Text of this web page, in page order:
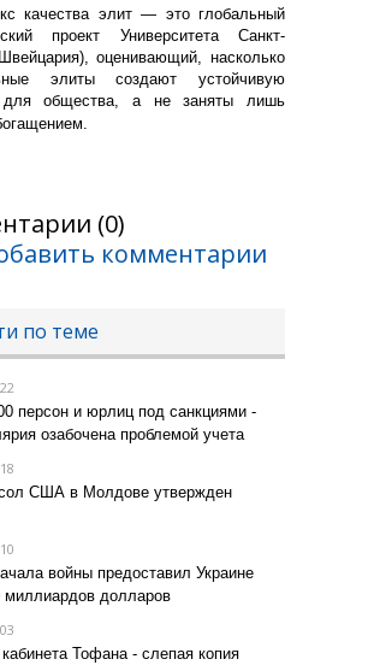
качества элит — это глобальный
проект Университета Санкт-
оценивающий, насколько
элиты создают устойчивую
для общества, а не заняты лишь
(0)
комментарии
по теме
персон и юрлиц под санкциями -
озабочена проблемой учета
США в Молдове утвержден
войны предоставил Украине
миллиардов долларов
Тофана - слепая копия